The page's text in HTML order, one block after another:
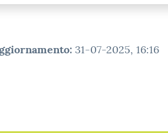
: 31-07-2025, 16:16